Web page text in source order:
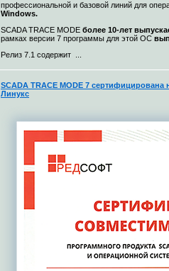
профессиональной и базовой линий для
Windows.
SCADA TRACE MODE более 10-лет
рамках версии 7 программы для этой ОС
Релиз 7.1 содержит ...
SCADA TRACE MODE 7
Линукс